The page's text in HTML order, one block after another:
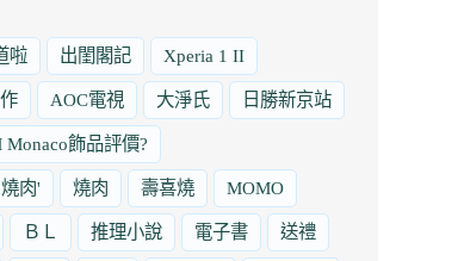
啦 出閨閣記 Xperia 1 II
AOC電視 大淨氏 日勝新京站
Monaco飾品評價?
燒肉' 燒肉 壽喜燒 MOMO
ＢＬ 推理小說 電子書 送禮